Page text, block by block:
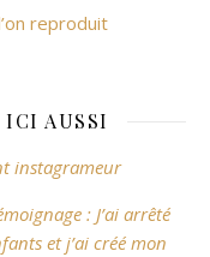
reproduit
ICI AUSSI
instagrameur
: J’ai arrêté
et j’ai créé mon